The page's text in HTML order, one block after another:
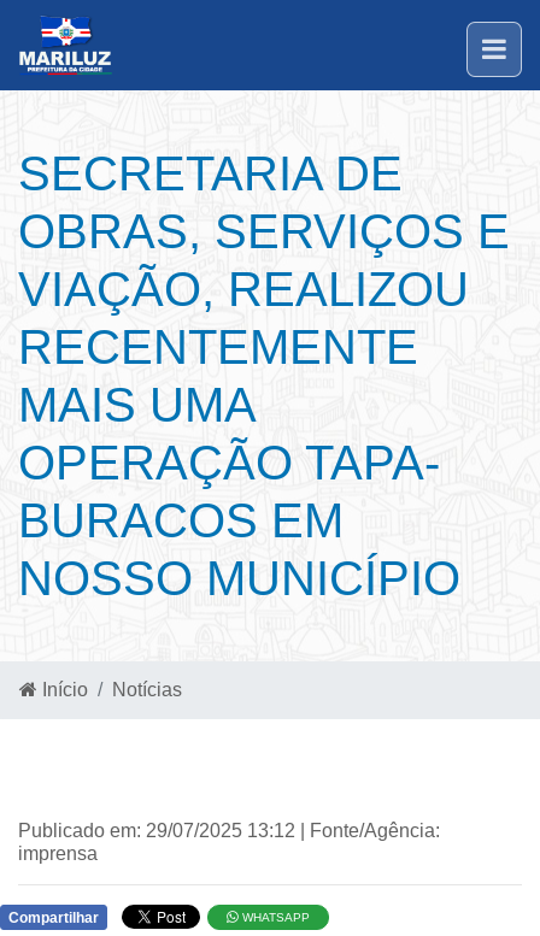
SECRETARIA DE
OBRAS, SERVIÇOS E
VIAÇÃO, REALIZOU
RECENTEMENTE
MAIS UMA
OPERAÇÃO TAPA-
BURACOS EM
NOSSO MUNICÍPIO
Início Notícias
Publicado em: 29/07/2025 13:12 | Fonte/Agência:
imprensa
Compartilhar WHATSAPP